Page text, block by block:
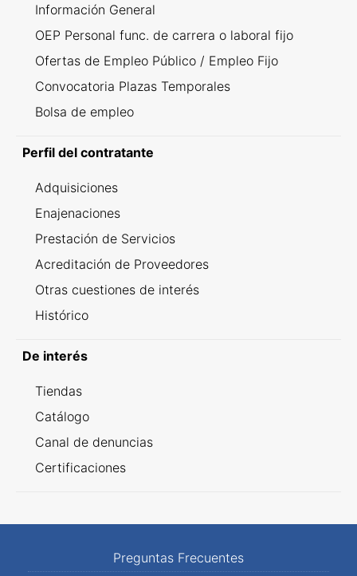
Información General
OEP Personal func. de carrera o laboral fijo
Ofertas de Empleo Público / Empleo Fijo
Convocatoria Plazas Temporales
Bolsa de empleo
Perfil del contratante
Adquisiciones
Enajenaciones
Prestación de Servicios
Acreditación de Proveedores
Otras cuestiones de interés
Histórico
De interés
Tiendas
Catálogo
Canal de denuncias
Certificaciones
Preguntas Frecuentes